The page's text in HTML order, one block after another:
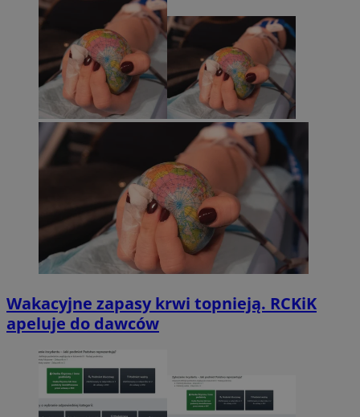
Wakacyjne zapasy krwi topnieją. RCKiK
apeluje do dawców